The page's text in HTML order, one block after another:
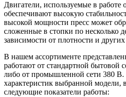
Двигатели, используемые в работе
обеспечивают высокую
высокой мощности пресс может
сложенные в стопки по несколько
зависимости от плотности и
В нашем ассортименте
работают от стандартной бытовой
либо от промышленной сети 380 В.
характеристик выбранной модели,
следующие показатели работы: